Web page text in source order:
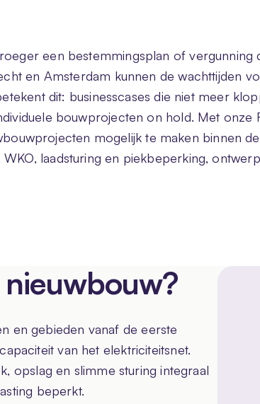
een bestemmingsplan of vergunning
en Amsterdam kunnen de wachttijden
dit: businesscases die niet meer
bouwprojecten on hold. Met onze
mogelijk te maken binnen
laadsturing en piekbeperking,
en gebieden vanaf de eerste
van het elektriciteitsnet.
opslag en slimme sturing integraal
beperkt.